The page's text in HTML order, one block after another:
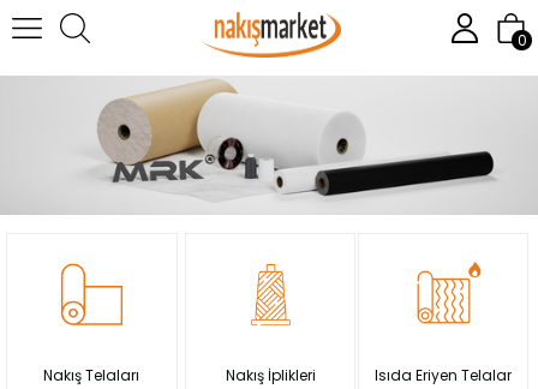
0
Nakış Telaları Nakış İplikleri Isıda Eriyen Telalar